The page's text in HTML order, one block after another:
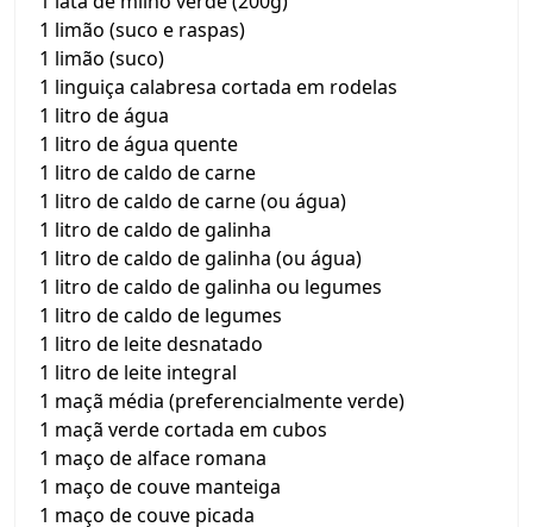
1 limão (suco e raspas)
1 limão (suco)
1 linguiça calabresa cortada em rodelas
1 litro de água
1 litro de água quente
1 litro de caldo de carne
1 litro de caldo de carne (ou água)
1 litro de caldo de galinha
1 litro de caldo de galinha (ou água)
1 litro de caldo de galinha ou legumes
1 litro de caldo de legumes
1 litro de leite desnatado
1 litro de leite integral
1 maçã média (preferencialmente verde)
1 maçã verde cortada em cubos
1 maço de alface romana
1 maço de couve manteiga
1 maço de couve picada